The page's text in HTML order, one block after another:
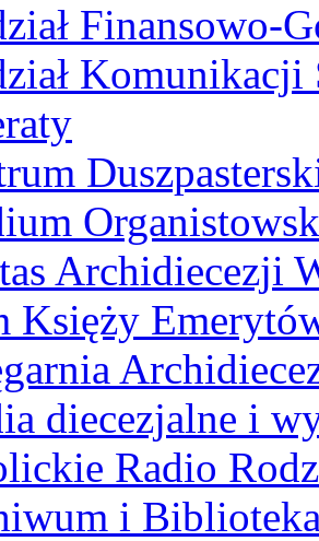
Finansowo-
Komunikacji
Archidiecezji
Księży
diecezjalne i
Radio
i